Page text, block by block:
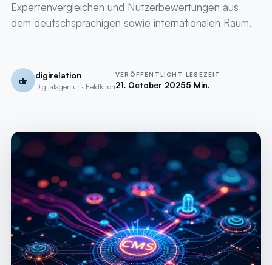
Expertenvergleichen und Nutzerbewertungen aus
dem deutschsprachigen sowie internationalen Raum.
dr
digirelation
Digitalagentur · Feldkirch
VERÖFFENTLICHT
21. October 2025
LESEZEIT
5 Min.